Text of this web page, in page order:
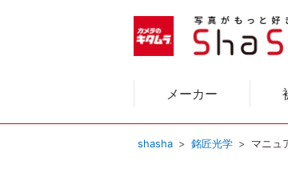
メーカー
shasha 銘匠光学 マニュ